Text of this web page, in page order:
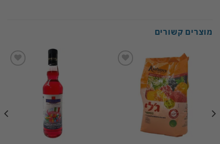
מוצרים קשורים